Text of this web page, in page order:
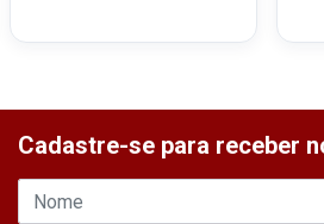
Cadastre-se para receber